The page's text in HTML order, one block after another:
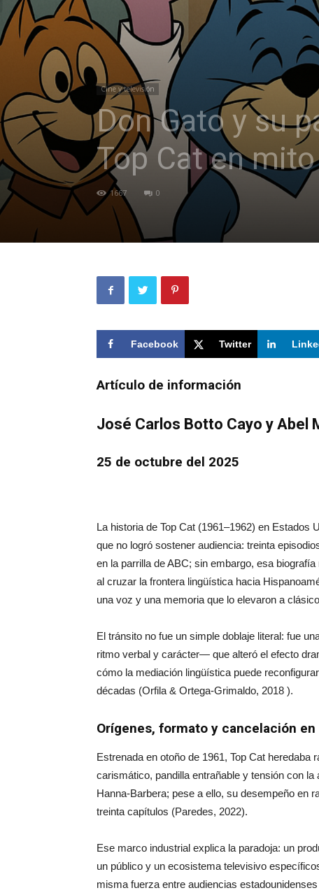
Cine y televisión
Don Gato y su
Top Cat en
1667 0
Facebook Twitter
Artículo de información
José Carlos Botto Cayo y Abel
25 de octubre del 2025
La historia de Top Cat (1961–1962) en Estados
que no logró sostener audiencia: treinta
en la parrilla de ABC; sin embargo, esa
al cruzar la frontera lingüística hacia
una voz y una memoria que lo elevaron a
El tránsito no fue un simple doblaje literal: fue
ritmo verbal y carácter— que alteró el efecto
cómo la mediación lingüística puede
décadas (Orfila & Ortega-Grimaldo, 2018 ).
Orígenes, formato y cancelación en
Estrenada en otoño de 1961, Top Cat
carismático, pandilla entrañable y tensión con
Hanna-Barbera; pese a ello, su desempeño en
treinta capítulos (Paredes, 2022).
Ese marco industrial explica la paradoja: un
un público y un ecosistema televisivo
misma fuerza entre audiencias